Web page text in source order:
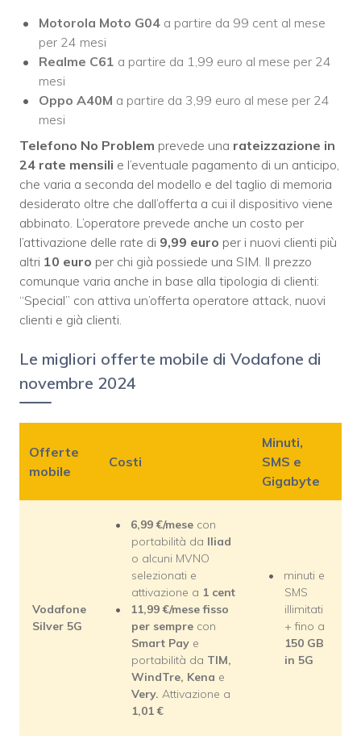
Motorola Moto G04 a partire da 99 cent al mese
per 24 mesi
Realme C61 a partire da 1,99 euro al mese per 24
mesi
Oppo A40M a partire da 3,99 euro al mese per 24
mesi
Telefono No Problem prevede una rateizzazione in
24 rate mensili e l’eventuale pagamento di un anticipo,
che varia a seconda del modello e del taglio di memoria
desiderato oltre che dall’offerta a cui il dispositivo viene
abbinato. L’operatore prevede anche un costo per
l’attivazione delle rate di 9,99 euro per i nuovi clienti più
altri 10 euro per chi già possiede una SIM. Il prezzo
comunque varia anche in base alla tipologia di clienti:
“Special” con attiva un’offerta operatore attack, nuovi
clienti e già clienti.
Le migliori offerte mobile di Vodafone di
novembre 2024
Offerte
mobile
Costi
Minuti,
SMS e
Gigabyte
Vodafone
Silver 5G
6,99 €/mese con
portabilità da Iliad
o alcuni MVNO
selezionati e
attivazione a 1 cent
11,99 €/mese fisso
per sempre con
Smart Pay e
portabilità da TIM,
WindTre, Kena e
Very. Attivazione a
1,01 €
minuti e
SMS
illimitati
+ fino a
150 GB
in 5G